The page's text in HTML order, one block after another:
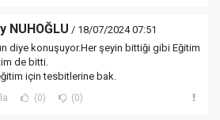
NUHOĞLU / 18/07/2024 07:51
diye konuşuyor.Her şeyin bittiği gibi Eğitim
de bitti.
için tesbitlerine bak.
(0) (0)